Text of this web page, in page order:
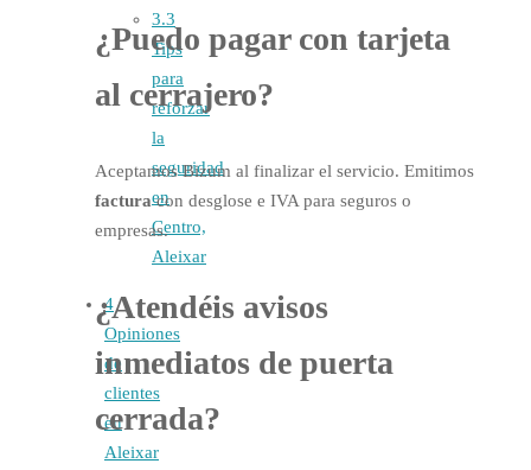
3.3
Tips
para
reforzar
la
seguridad
en
Centro,
Aleixar
4
Opiniones
de
clientes
en
Aleixar
¿Puedo pagar con tarjeta
al cerrajero?
Aceptamos Bizum al finalizar el servicio. Emitimos
facturacon desglose e IVA para seguros o
empresas.
¿Atendéis avisos
inmediatos de puerta
cerrada?